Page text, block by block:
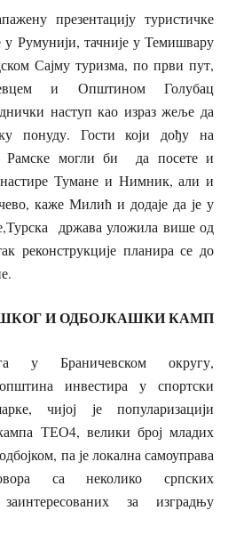
презентацију туристичке
Румунији, тачније у Темишвару
Сајму туризма, по први пут,
и Општином Голубац
наступ као израз жеље да
понуду. Гости који дођу на
Рамске могли би да посете и
Тумане и Нимник, али и
каже Милић и додаје да је у
држава уложила више од
реконструкције планира се до
И ОДБОЈКАШКИ КАМП
у Браничевском округу,
инвестира у спортски
чијој је популаризацији
ТЕО4, велики број младих
па је локална самоуправа
са неколико српских
за изградњу